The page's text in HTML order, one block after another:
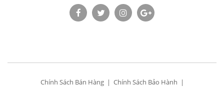
Chính Sách Bán Hàng
Chính Sách Bảo Hành